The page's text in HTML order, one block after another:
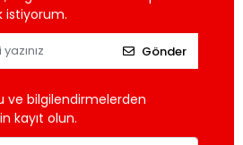
istiyorum.
Gönder
ve bilgilendirmelerden
kayıt olun.